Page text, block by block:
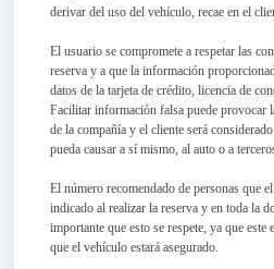
derivar del uso del vehículo, recae en el
El usuario se compromete a respetar las
reserva y a que la información
datos de la tarjeta de crédito, licencia de
Facilitar información falsa puede provocar
de la compañía y el cliente será
pueda causar a sí mismo, al auto o a
El número recomendado de personas que
indicado al realizar la reserva y en toda la
importante que esto se respete, ya que este
que el vehículo estará asegurado.